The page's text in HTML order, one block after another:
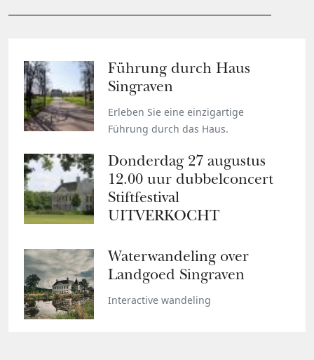
Führung durch Haus
Singraven
Erleben Sie eine einzigartige
Führung durch das Haus.
Donderdag 27 augustus
12.00 uur dubbelconcert
Stiftfestival
UITVERKOCHT
Waterwandeling over
Landgoed Singraven
Interactive wandeling